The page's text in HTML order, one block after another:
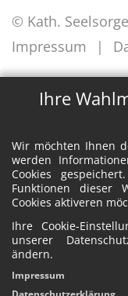
Ihre
Wir möchten Ihnen
werden
Cookies
Funktionen dieser
Cookies aktiveren
Ihre Cookie-
unserer
ändern.
Impressum
© Kath.
Impressum